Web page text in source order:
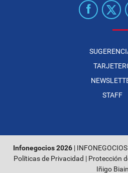
STAFF
Infonegocios 2026 |
Políticas de Privacidad | Protección
Iñigo Biain